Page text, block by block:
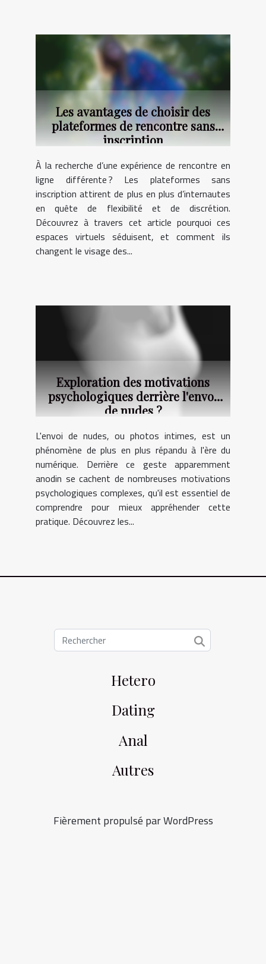
Les avantages de choisir des
plateformes de rencontre sans
inscription
À la recherche d’une expérience de rencontre en
ligne différente ? Les plateformes sans
inscription attirent de plus en plus d’internautes
en quête de flexibilité et de discrétion.
Découvrez à travers cet article pourquoi ces
espaces virtuels séduisent, et comment ils
changent le visage des...
Exploration des motivations
psychologiques derrière l'envoi
de nudes ?
L'envoi de nudes, ou photos intimes, est un
phénomène de plus en plus répandu à l'ère du
numérique. Derrière ce geste apparemment
anodin se cachent de nombreuses motivations
psychologiques complexes, qu'il est essentiel de
comprendre pour mieux appréhender cette
pratique. Découvrez les...
Hetero
Dating
Anal
Autres
Fièrement propulsé par WordPress